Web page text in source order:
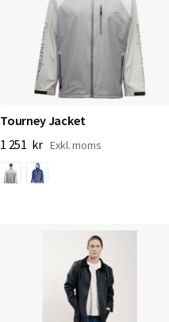
Tourney Jacket
1 251 kr